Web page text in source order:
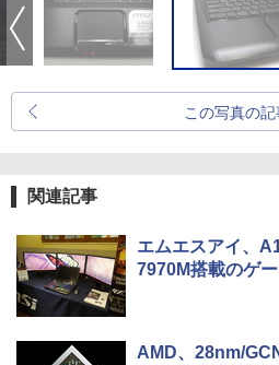
この写真の
関連記事
エムエスアイ、
7970M搭載のゲ
AMD、28nm/